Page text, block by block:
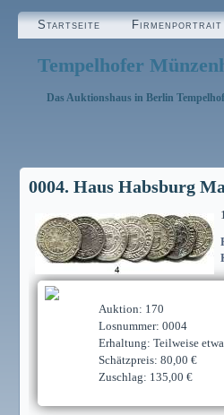
Startseite Firmenportrait
Tempelhofer
Das Auktionshaus in Berlin Tempelhof
0004. Haus Habsburg
Auktion: 170
Losnummer: 0004
Erhaltung: Teilweise
Schätzpreis: 80,00 €
Zuschlag: 135,00 €